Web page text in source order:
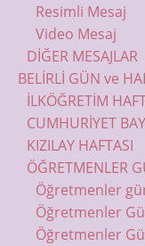
Resimli Mesaj
Video Mesaj
DİĞER MESAJLAR
BELİRLİ GÜN ve
İLKÖĞRETİM
CUMHURİYET
KIZILAY HAFTASI
ÖĞRETMENLER
Öğretmenler
Öğretmenler
Öğretmenler